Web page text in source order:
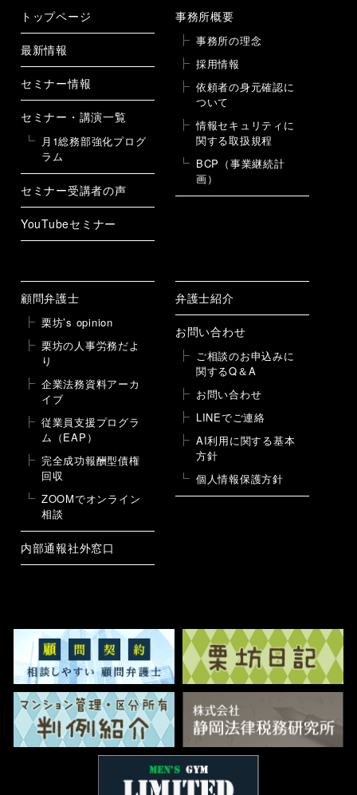
トップページ
最新情報
セミナー情報
セミナー・講演一覧
月1総務部強化プログ
ラム
セミナー受講者の声
YouTubeセミナー
事務所概要
事務所の理念
採用情報
依頼者の身元確認に
ついて
情報セキュリティに
関する取扱規程
BCP（事業継続計
画）
顧問弁護士
栗坊’s opinion
栗坊の人事労務だよ
り
企業法務資料アーカ
イブ
従業員支援プログラ
ム（EAP）
完全成功報酬型債権
回収
ZOOMでオンライン
相談
内部通報社外窓口
弁護士紹介
お問い合わせ
ご相談のお申込みに
関するQ＆A
お問い合わせ
LINEでご連絡
AI利用に関する基本
方針
個人情報保護方針